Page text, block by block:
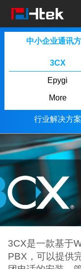
中小企业通讯
3CX
Epygi
More
行业解决方案
3CX是一款基于
PBX，可以提供